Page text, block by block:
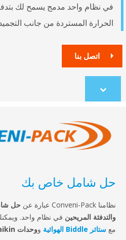
في نظام واحد مدمج يسمح لك
الحرارة المستردة من جانب التجميد.
اتصل بنا
Scroll
to
حل شامل خاص بك
نظامنا Conveni-Pack عبارة عن حل
والتدفئة المريحين
معستائر Biddle الهوائية و وحدات Daikin الداخلية